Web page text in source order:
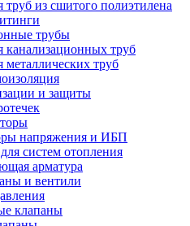
из сшитого полиэтилена
трубы
канализационных труб
труб
и защиты
напряжения и ИБП
систем отопления
арматура
и вентили
клапаны